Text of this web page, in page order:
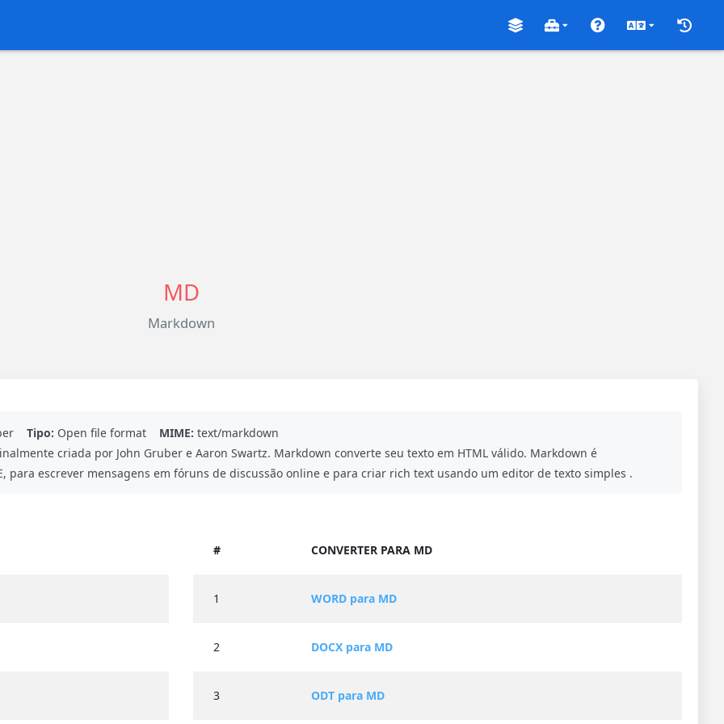
MD
Markdown
Tipo: Open file format MIME: text/markdown
criada por John Gruber e Aaron Swartz. Markdown converte seu texto em HTML válido. Markdown é
para escrever mensagens em fóruns de discussão online e para criar rich text usando um editor de texto simples .
# CONVERTER PARA MD
1 WORD para MD
2 DOCX para MD
3 ODT para MD